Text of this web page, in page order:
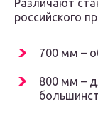
Различают
российского
700 мм –
800 мм –